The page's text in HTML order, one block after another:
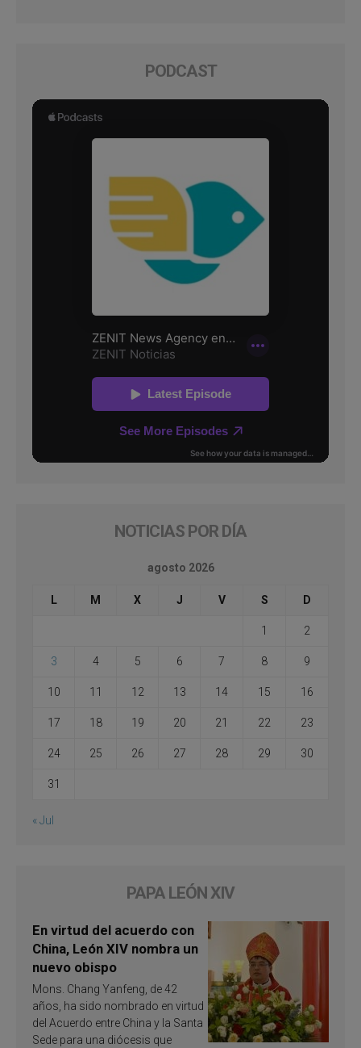
PODCAST
NOTICIAS POR DÍA
agosto 2026
L M X J V S D
1 2
3 4 5 6 7 8 9
10 11 12 13 14 15 16
17 18 19 20 21 22 23
24 25 26 27 28 29 30
31
« Jul
PAPA LEÓN XIV
En virtud del acuerdo con
China, León XIV nombra un
nuevo obispo
Mons. Chang Yanfeng, de 42
años, ha sido nombrado en virtud
del Acuerdo entre China y la Santa
Sede para una diócesis que